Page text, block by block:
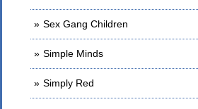
Sex Gang Children
Simple Minds
Simply Red